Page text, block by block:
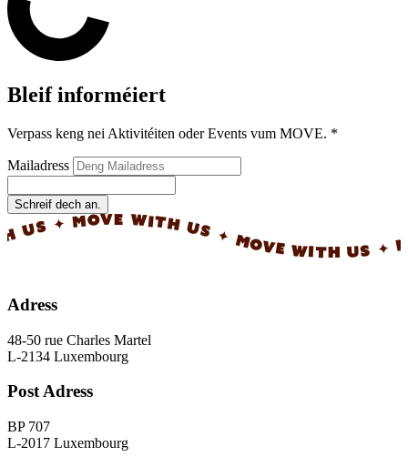
Bleif informéiert
Verpass keng nei Aktivitéiten oder Events vum MOVE. *
Mailadress
Schreif dech an.
✦ MOVE WITH US ✦ MOVE WITH US ✦
Adress
48-50 rue Charles Martel
L-2134 Luxembourg
Post Adress
BP 707
L-2017 Luxembourg